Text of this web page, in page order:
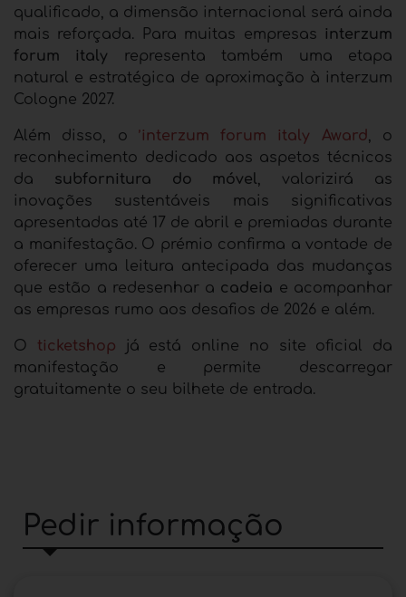
qualificado, a dimensão internacional será ainda
mais reforçada. Para muitas empresas
interzum
forum italy representa também uma etapa
natural e estratégica de aproximação à interzum
Cologne 2027.
Além disso, o ’interzum forum italy Award, o
reconhecimento dedicado aos aspetos técnicos
da subfornitura do móvel, valorizirá as
inovações sustentáveis mais significativas
apresentadas até 17 de abril e premiadas durante
a manifestação. O prémio confirma a vontade de
oferecer uma leitura antecipada das mudanças
que estão a redesenhar a cadeia e acompanhar
as empresas rumo aos desafios de 2026 e além.
O ticketshop já está online no site oficial da
manifestação e permite descarregar
gratuitamente o seu bilhete de entrada.
Pedir informação